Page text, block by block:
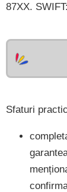
87XX.
Sfaturi